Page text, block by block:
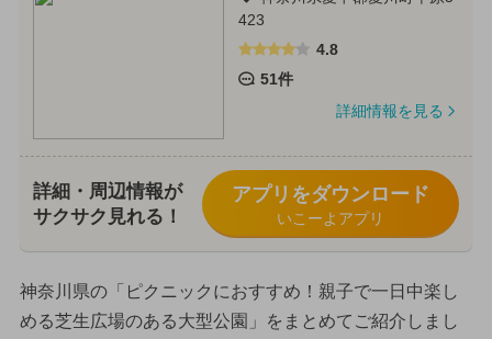
423
4.8
51件
詳細情報を見る
詳細・周辺情報が
サクサク見れる！
アプリをダウンロード
いこーよアプリ
神奈川県の「ピクニックにおすすめ！親子で一日中楽し
める芝生広場のある大型公園」をまとめてご紹介しまし